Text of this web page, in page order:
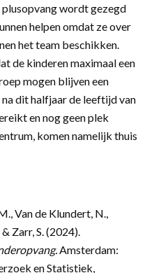
wordt gezegd
helpen omdat ze over
het team beschikken.
de kinderen maximaal een
mogen blijven een
dit halfjaar de leeftijd van
en nog geen plek
komen namelijk thuis
Van de Klundert, N.,
Zarr, S. (2024).
Amsterdam:
en Statistiek,